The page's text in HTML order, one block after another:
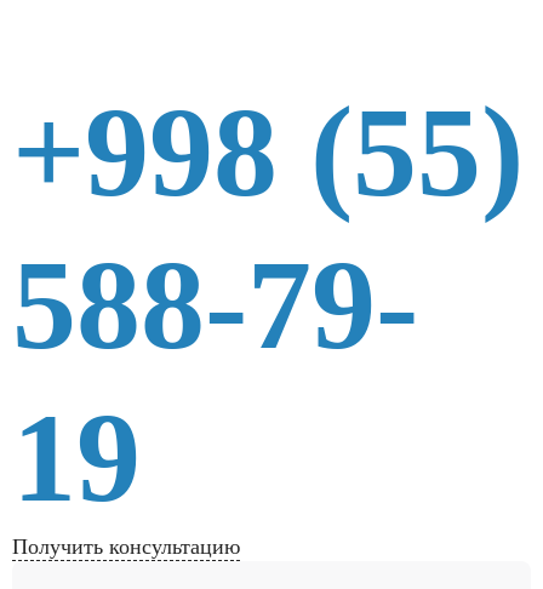
+998 (55)
588-79-
19
Получить консультацию